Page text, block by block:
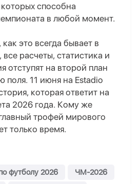
способна
в любой момент.
это всегда бывает в
расчеты, статистика и
отступят на второй план
поля. 11 июня на Estadio
которая ответит на
2026 года. Кому же
трофей мирового
только время.
футболу 2026
ЧМ-2026